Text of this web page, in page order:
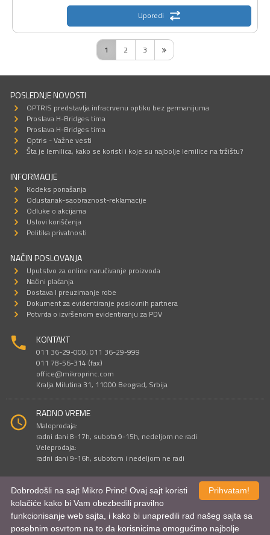
Uporedi
1 2 3
POSLEDNJE NOVOSTI
OPTRIS predstavlja infracrvenu optiku bez germanijuma
Proslava H-Bridges tima
Proslava H-Bridges tima
Optris - Važne vesti
Šta je lemilica, kako se koristi i koje su najbolje lemilice na tržištu?
INFORMACIJE
Kodeks ponašanja
Odustanak-saobraznost-reklamacije
Odluke o akcijama
Uslovi korišćenja
Politika privatnosti
NAČIN POSLOVANJA
Uputstvo za online naručivanje proizvoda
Načini plaćanja
Dostava I preuzimanje robe
Dokument za evidentiranje poslovnih partnera
Potvrda o izvršenom evidentiranju za PDV
KONTAKT
011 36-29-000; 011 36-29-999
011 78-56-314 (fax)
office@mikroprinc.com
Kralja Milutina 31, 11000 Beograd, Srbija
RADNO VREME
Maloprodaja:
radni dani 8-17h, subota 9-15h, nedeljom ne radi
Veleprodaja:
radni dani 9-16h, subotom i nedeljom ne radi
Sve cene su iskazane u dinarima. PDV je uračunat u cenu.
© Mikro Princ 1999 - 2026. Sva prava su zadržana.
Kreirao*nbgcreator |Izdrada Internet prodavnice, Izrada sajtai mobilnih
aplikacijaiSEO optimizacija
Prihvatam!
Dobrodošli na sajt Mikro Princ! Ovaj sajt koristi
kolačiće kako bi Vam obezbedili pravilno
funkcionisanje web sajta, i kako bi unapredili rad našeg sajta sa
posebnim osvrtom na to da korisnicima omogućimo najbolje